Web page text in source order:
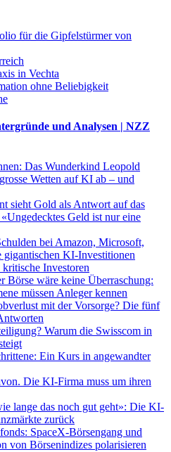
für die Gipfelstürmer von
in Vechta
ohne Beliebigkeit
und Analysen | NZZ
Das Wunderkind Leopold
Wetten auf KI ab – und
sieht Gold als Antwort auf das
Geld ist nur eine
bei Amazon, Microsoft,
gigantischen KI-Investitionen
Investoren
Börse wäre keine Überraschung:
müssen Anleger kennen
mit der Vorsorge? Die fünf
Warum die Swisscom in
Ein Kurs in angewandter
Die KI-Firma muss um ihren
lange das noch gut geht»: Die KI-
zurück
SpaceX-Börsengang und
von Börsenindizes polarisieren